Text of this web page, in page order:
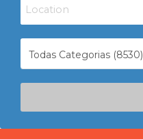
Todas Categorias (8530)